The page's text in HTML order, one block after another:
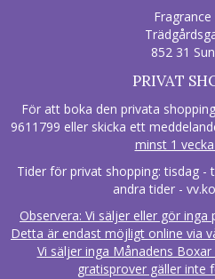
852 31
PRIVAT
För att boka den privata
9611799 eller skicka ett
minst 1
Tider för privat shopping: tisdag -
andra tider -
Observera: Vi säljer eller gör
Detta är endast möjligt online via
Vi säljer inga Månadens
gratisprover gäller inte